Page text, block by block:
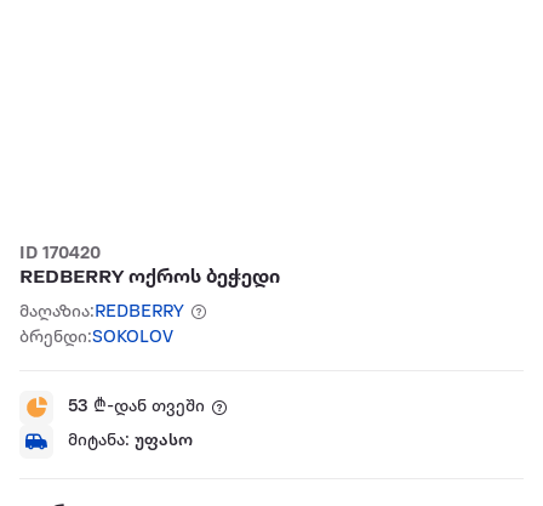
ID 170420
REDBERRY ოქროს ბეჭედი
მაღაზია: REDBERRY
ბრენდი:SOKOLOV
53 ₾-დან თვეში
მიტანა: უფასო